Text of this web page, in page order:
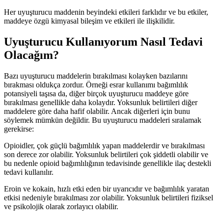
Her uyuşturucu maddenin beyindeki etkileri farklıdır ve bu etkiler,
maddeye özgü kimyasal bileşim ve etkileri ile ilişkilidir.
Uyuşturucu Kullanıyorum Nasıl Tedavi
Olacağım?
Bazı uyuşturucu maddelerin bırakılması kolayken bazılarını
bırakması oldukça zordur. Örneği esrar kullanımı bağımlılık
potansiyeli taşısa da, diğer birçok uyuşturucu maddeye göre
bırakılması genellikle daha kolaydır. Yoksunluk belirtileri diğer
maddelere göre daha hafif olabilir. Ancak diğerleri için bunu
söylemek mümkün değildir. Bu uyuşturucu maddeleri sıralamak
gerekirse:
Opioidler, çok güçlü bağımlılık yapan maddelerdir ve bırakılması
son derece zor olabilir. Yoksunluk belirtileri çok şiddetli olabilir ve
bu nedenle opioid bağımlılığının tedavisinde genellikle ilaç destekli
tedavi kullanılır.
Eroin ve kokain, hızlı etki eden bir uyarıcıdır ve bağımlılık yaratan
etkisi nedeniyle bırakılması zor olabilir. Yoksunluk belirtileri fiziksel
ve psikolojik olarak zorlayıcı olabilir.